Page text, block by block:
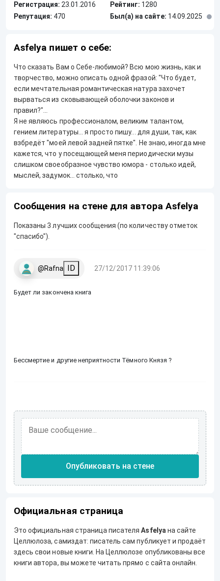
Регистрация: 23.01.2016 Рейтинг: 1280
Репутация: 470 Был(а) на сайте: 14.09.2025
Asfelya пишет о себе:
Что сказать Вам о Себе-любимой? Всю мою жизнь, как и
творчество, можно описать одной фразой: "Что будет,
если мечтательная романтическая натура захочет
вырваться из сковывающей оболочки законов и
правил?"...
Я не являюсь профессионалом, великим талантом,
гением литературы... я просто пишу... для души, так, как
взбредёт "моей левой задней пятке". Не знаю, иногда мне
кажется, что у посещающей меня периодически музы
слишком своеобразное чувство юмора - столько идей,
мыслей, задумок... столько, что
Сообщения на стене для автора Asfelya
Показаны 3 лучших сообщения (по количеству отметок
"спасибо").
@Rafna ID 27/12/2017 11:39:06
Будет ли закончена книга
Бессмертие и другие неприятности Тёмного Князя ?
Опубликовать на стене
Официальная страница
Это официальная страница писателяAsfelya на сайте
Целлюлоза, самиздат: писатель сам публикует и продаёт
здесь свои новые книги. На Целлюлозе опубликованы все
книги автора, вы можете читать прямо с сайта онлайн.